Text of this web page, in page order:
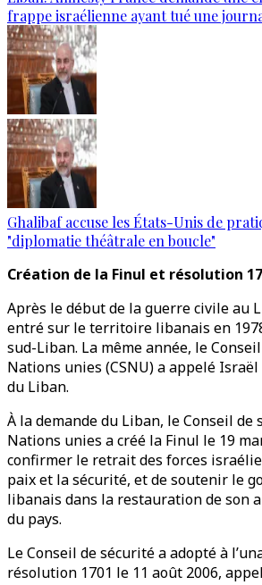
frappe israélienne ayant tué une
Ghalibaf accuse les États-Unis de
"diplomatie théâtrale en boucle"
Création de la Finul et résolution
Après le début de la guerre civile au
entré sur le territoire libanais en
sud-Liban. La même année, le
Nations unies (CSNU) a appelé
du Liban.
À la demande du Liban, le Conseil de
Nations unies a créé la Finul le 19
confirmer le retrait des forces
paix et la sécurité, et de soutenir le
libanais dans la restauration de son
du pays.
Le Conseil de sécurité a adopté à
résolution 1701 le 11 août 2006,